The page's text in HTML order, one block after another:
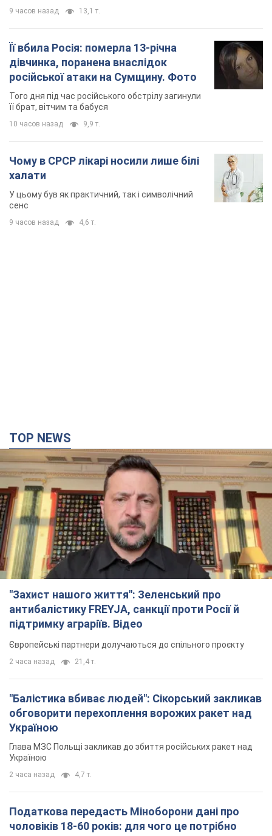
9 часов назад 13,1 т.
Її вбила Росія: померла 13-річна
дівчинка, поранена внаслідок
російської атаки на Сумщину. Фото
Того дня під час російського обстрілу загинули
її брат, вітчим та бабуся
10 часов назад 9,9 т.
Чому в СРСР лікарі носили лише білі
халати
У цьому був як практичний, так і символічний
сенс
9 часов назад 4,6 т.
TOP NEWS
"Захист нашого життя": Зеленський про
антибалістику FREYJA, санкції проти Росії й
підтримку аграріїв. Відео
Європейські партнери долучаються до спільного проєкту
2 часа назад 21,4 т.
"Балістика вбиває людей": Сікорський закликав
обговорити перехоплення ворожих ракет над
Україною
Глава МЗС Польщі закликав до збиття російських ракет над
Україною
2 часа назад 4,7 т.
Податкова передасть Міноборони дані про
чоловіків 18-60 років: для чого це потрібно